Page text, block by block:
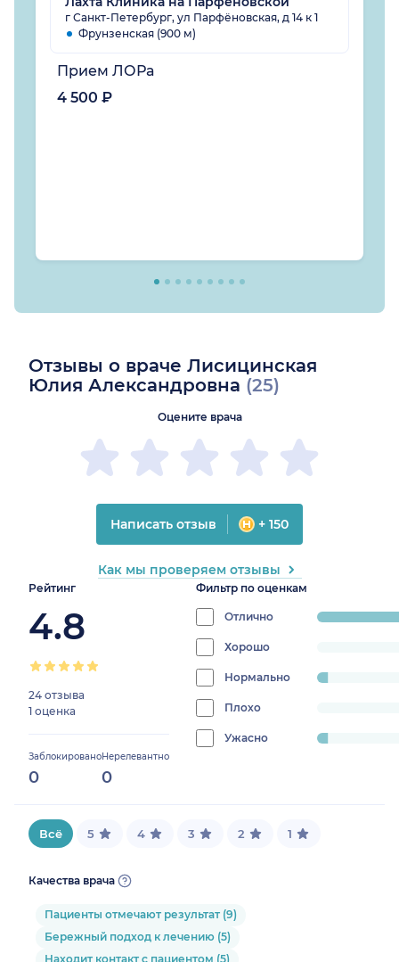
г Санкт-Петербург, ул Парфёновская, д 14 к 1
Фрунзенская (900 м)
Прием ЛОРа
4 500 ₽
Отзывы о враче Лисицинская
Юлия Александровна (25)
Рейтинг
4.8
24 отзыва
1 оценка
Заблокировано
0
Нерелевантно
0
Фильтр по оценкам
Отлично
progress:
Хорошо
0%
Нормально
4%
Плохо
progress:
Ужасно
4%
Оцените врача
Написать отзыв + 150
Как мы проверяем отзывы
Всё 5 4 3 2 1
Качества врача
Пациенты отмечают результат (9)
Бережный подход к лечению (5)
Находит контакт с пациентом (5)